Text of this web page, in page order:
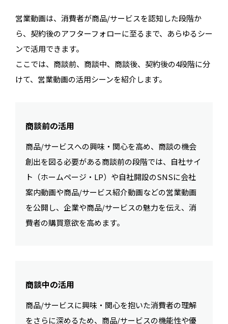
営業動画は、消費者が商品/サービスを認知した段階か
ら、契約後のアフターフォローに至るまで、あらゆるシー
ンで活用できます。
ここでは、商談前、商談中、商談後、契約後の4段階に分
けて、営業動画の活用シーンを紹介します。
商談前の活用
商品/サービスへの興味・関心を高め、商談の機会
創出を図る必要がある商談前の段階では、自社サイ
ト（ホームページ・LP）や自社開設のSNSに会社
案内動画や商品/サービス紹介動画などの営業動画
を公開し、企業や商品/サービスの魅力を伝え、消
費者の購買意欲を高めます。
商談中の活用
商品/サービスに興味・関心を抱いた消費者の理解
をさらに深めるため、商品/サービスの機能性や優